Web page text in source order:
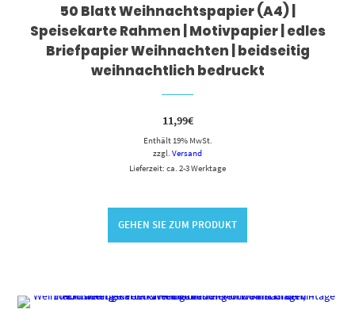
50 Blatt Weihnachtspapier (A4) |
Speisekarte Rahmen | Motivpapier | edles
Briefpapier Weihnachten | beidseitig
weihnachtlich bedruckt
11,99€
Enthält 19% MwSt.
zzgl. Versand
Lieferzeit: ca. 2-3 Werktage
GEHEN SIE ZUM PRODUKT